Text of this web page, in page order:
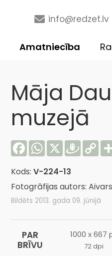
info@redzet.lv
Amatniecība
Māja
muzejā
Facebook
WhatsApp
X
Kods: V-224-13
Fotogrāfijas autors:
Bildēts 2013. gada 09. jūnijā
PAR
BRĪVU
1000 x 667
72 dpi